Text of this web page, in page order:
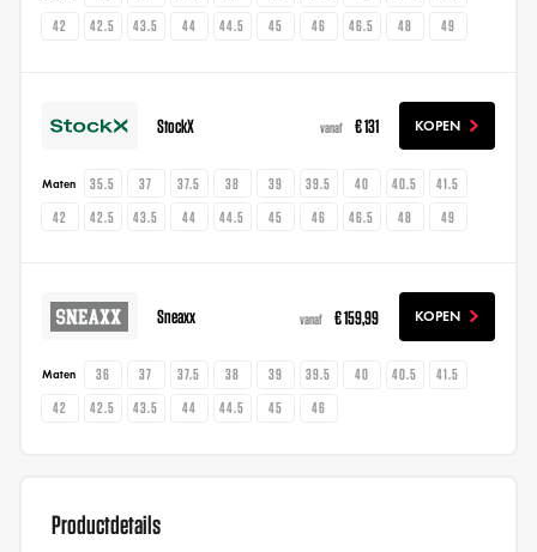
42
42.5 43.5 44 44.5 45 46 46.5 48 49
StockX vanaf € 131 KOPEN
Maten 35.5 37 37.5 38 39 39.5 40 40.5
41.5
42
42.5 43.5 44 44.5 45 46 46.5 48 49
Sneaxx vanaf € 159,99 KOPEN
Maten 36 37 37.5 38 39 39.5 40 40.5
41.5
42
42.5 43.5 44 44.5 45 46
Productdetails